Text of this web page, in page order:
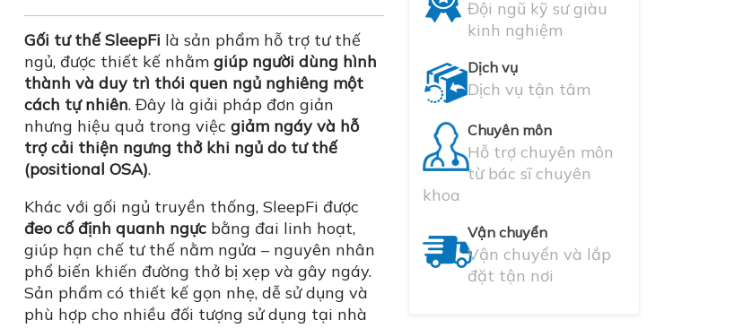
Gối tư thế SleepFi là sản phẩm hỗ trợ tư thế
ngủ, được thiết kế nhằm giúp người dùng hình
thành và duy trì thói quen ngủ nghiêng một
cách tự nhiên. Đây là giải pháp đơn giản
nhưng hiệu quả trong việc giảm ngáy và hỗ
trợ cải thiện ngưng thở khi ngủ do tư thế
(positional OSA).
Khác với gối ngủ truyền thống, SleepFi được
đeo cố định quanh ngực bằng đai linh hoạt,
giúp hạn chế tư thế nằm ngửa – nguyên nhân
phổ biến khiến đường thở bị xẹp và gây ngáy.
Sản phẩm có thiết kế gọn nhẹ, dễ sử dụng và
phù hợp cho nhiều đối tượng sử dụng tại nhà
Đội ngũ kỹ sư giàu
kinh nghiệm
Dịch vụ
Dịch vụ tận tâm
Chuyên môn
Hỗ trợ chuyên môn
từ bác sĩ chuyên
khoa
Vận chuyển
Vận chuyển và lắp
đặt tận nơi